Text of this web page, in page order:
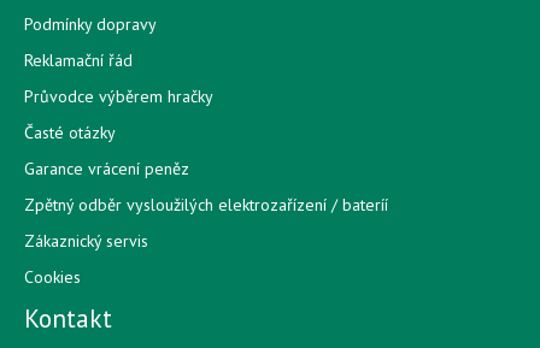
Podmínky dopravy
Reklamační řád
Průvodce výběrem hračky
Časté otázky
Garance vrácení peněz
Zpětný odběr vysloužilých elektrozařízení / bateríí
Zákaznický servis
Cookies
Kontakt